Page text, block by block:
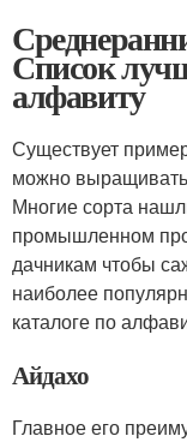
Список
алфавиту
Существует
можно выращивать
Многие сорта
промышленном
дачникам чтобы
наиболее
каталоге по
Айдахо
Главное его